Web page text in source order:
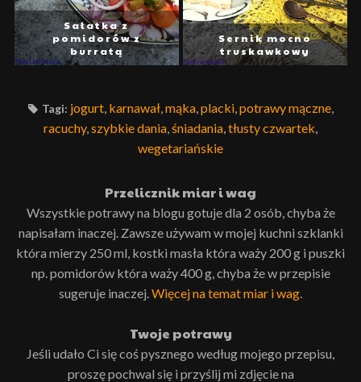
Sałatka z
pomidorów z
burratą
Sernik mocno
truskawkowy
Tagi: jogurt, karnawał, mąka, placki, potrawy mączne,
racuchy, szybkie dania śniadania tłusty czwartek
wegetariańskie
Przelicznik miar i wag
Wszystkie potrawy na blogu gotuje dla 2 osób, chyba że
napisałam inaczej. Zawsze używam w mojej kuchni szklanki
która mierzy 250 ml, kostki masła która waży 200 g i puszki
np. pomidorów która waży 400 g, chyba że w przepisie
sugeruje inaczej. Więcej na temat miar i wag
Twoje potrawy
Jeśli udało Ci się coś pysznego według mojego przepisu,
proszę pochwal się i przyślij mi zdjęcie na